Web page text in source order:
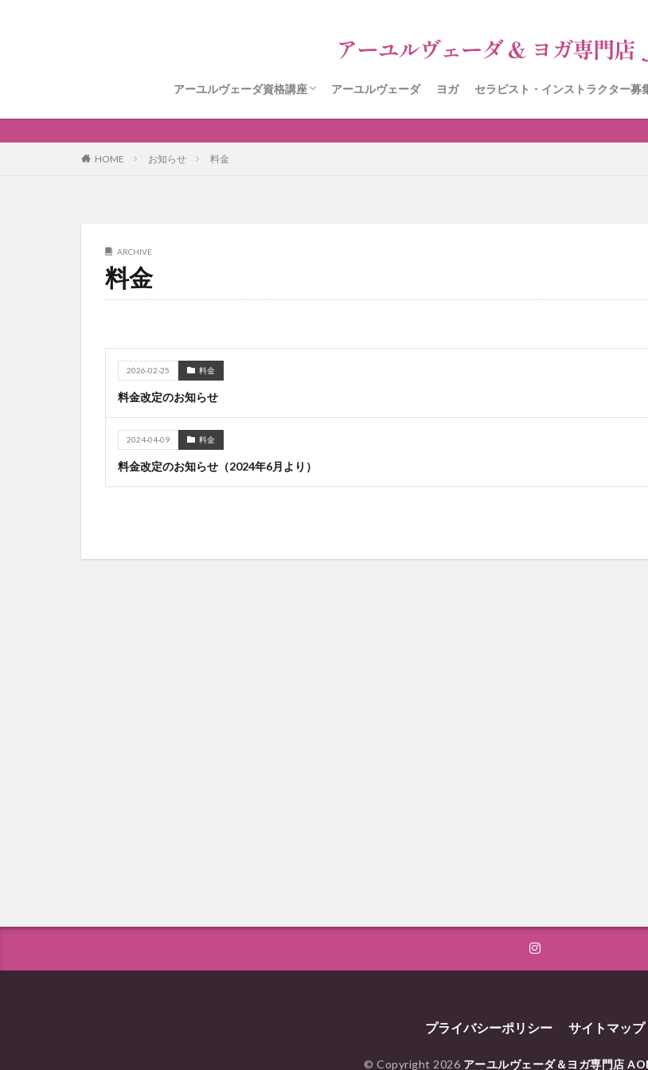
アーユルヴェーダ資格講座
アーユルヴェーダ資格講座申込フォーム
アーユルヴェーダ ヨガ セラピスト・インストラクター募
HOME お知らせ 料金
ARCHIVE
料金
2026-02-25 料金
料金改定のお知らせ
2024-04-09 料金
料金改定のお知らせ（2024年6月より）
プライバシーポリシー サイトマップ
© Copyright 2026 アーユルヴェーダ＆ヨガ専門店